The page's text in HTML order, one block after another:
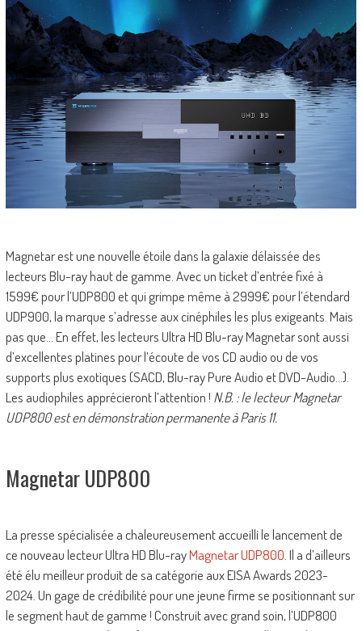
Magnetar est une nouvelle étoile dans la galaxie délaissée des
lecteurs Blu-ray haut de gamme. Avec un ticket d’entrée fixé à
1599€ pour l’UDP800 et qui grimpe même à 2999€ pour l’étendard
UDP900, la marque s’adresse aux cinéphiles les plus exigeants. Mais
pas que… En effet, les lecteurs Ultra HD Blu-ray Magnetar sont aussi
d’excellentes platines pour l’écoute de vos CD audio ou de vos
supports plus exotiques (SACD, Blu-ray Pure Audio et DVD-Audio…).
Les audiophiles apprécieront l’attention ! N.B. : le lecteur Magnetar
UDP800 est en démonstration permanente à Paris 11.
Magnetar UDP800
La presse spécialisée a chaleureusement accueilli le lancement de
ce nouveau lecteur Ultra HD Blu-rayMagnetar UDP800 . Il a d’ailleurs
été élu meilleur produit de sa catégorie aux EISA Awards 2023-
2024. Un gage de crédibilité pour une jeune firme se positionnant sur
le segment haut de gamme ! Construit avec grand soin, l’UDP800